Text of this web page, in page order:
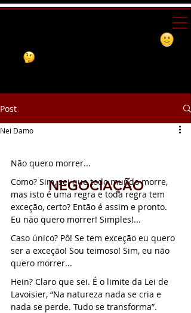
Post
Nei Damo
Não quero morrer...
Como? Sim, sei que todo mundo morre,
mas isto é uma regra e toda regra tem
exceção, certo? Então é assim e pronto.
Eu não quero morrer! Simples!...
Caso único? Pô! Se tem exceção eu quero
ser a exceção! Sou teimoso! Sim, eu não
quero morrer...
Hein? Claro que sei. É o limite da Lei de
Lavoisier, “Na natureza nada se cria e
nada se perde. Tudo se transforma”.
NEGOCIAÇÃO